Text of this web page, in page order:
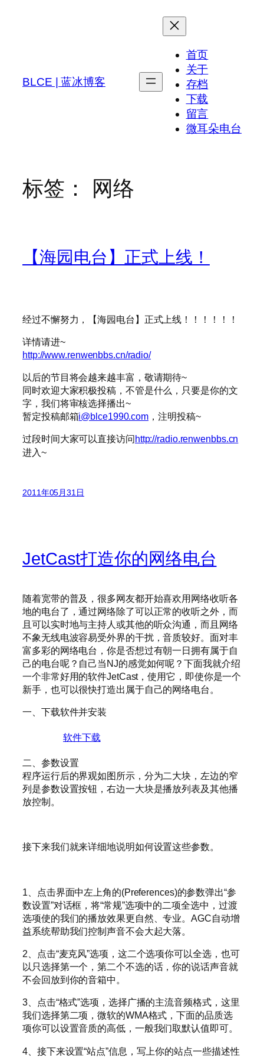
BLCE | 蓝冰博客
首页
关于
存档
下载
留言
微耳朵电台
标签： 网络
【海园电台】正式上线！
经过不懈努力，【海园电台】正式上线！！！！！！
详情请进~
http://www.renwenbbs.cn/radio/
以后的节目将会越来越丰富，敬请期待~
同时欢迎大家积极投稿，不管是什么，只要是你的文
字，我们将审核选择播出~
暂定投稿邮箱i@blce1990.com ，注明投稿~
过段时间大家可以直接访问 http://radio.renwenbbs.cn
进入~
2011年05月31日
JetCast打造你的网络电台
随着宽带的普及，很多网友都开始喜欢用网络收听各
地的电台了，通过网络除了可以正常的收听之外，而
且可以实时地与主持人或其他的听众沟通，而且网络
不象无线电波容易受外界的干扰，音质较好。面对丰
富多彩的网络电台，你是否想过有朝一日拥有属于自
己的电台呢？自己当NJ的感觉如何呢？下面我就介绍
一个非常好用的软件JetCast，使用它，即使你是一个
新手，也可以很快打造出属于自己的网络电台。
一、下载软件并安装
软件下载
二、参数设置
程序运行后的界观如图所示，分为二大块，左边的窄
列是参数设置按钮，右边一大块是播放列表及其他播
放控制。
接下来我们就来详细地说明如何设置这些参数。
1、点击界面中左上角的(Preferences)的参数弹出“参
数设置”对话框，将“常规”选项中的二项全选中，过渡
选项使的我们的播放效果更自然、专业。AGC自动增
益系统帮助我们控制声音不会大起大落。
2、点击“麦克风”选项，这二个选项你可以全选，也可
以只选择第一个，第二个不选的话，你的说话声音就
不会回放到你的音箱中。
3、点击“格式”选项，选择广播的主流音频格式，这里
我们选择第二项，微软的WMA格式，下面的品质选
项你可以设置音质的高低，一般我们取默认值即可。
4、接下来设置“站点”信息，写上你的站点一些描述性